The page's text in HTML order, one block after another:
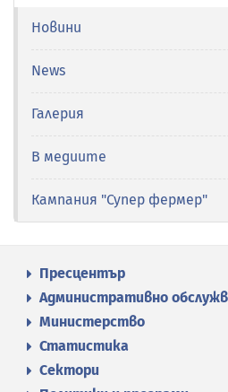
Новини
News
Галерия
В медиите
Кампания "Супер фермер"
Пресцентър
Административно
Министерство
Статистика
Сектори